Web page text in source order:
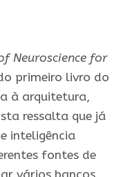
Neuroscience for
primeiro livro do
à arquitetura,
ressalta que já
inteligência
fontes de